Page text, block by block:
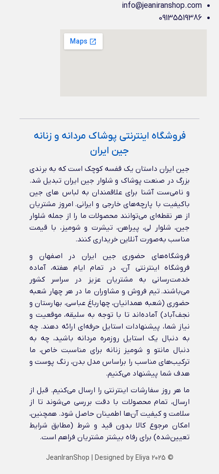
info@jeaniranshop.com
09135519386
فروشگاه اینترنتی پوشاک مردانه و زنانه
جین ایران
جین ایران داستان یک قفسه کوچک است که به برندی
بزرگ در صنعت پوشاک و شلوار جین ایران تبدیل شد.
و نامی‌ست آشنا برای علاقمندان به لباس های جین
باکیفیت با پارچه‌های خارجی و ایرانی‌. امروز مشتریان
از هر نقطه‌ای می‌توانند محصولات ما را از جمله شلوار
جین، شلوار لی، پیراهن، تیشرت و شومیز، با قیمت
مناسب به‌صورت آنلاین خریداری کنند.
فروشگاه‌های حضوری جین ایران در اصفهان و
فروشگاه اینترنتی آن، در تمام ایام هفته، آماده
خدمت‌رسانی به مشتریان عزیز در سراسر کشور
می‌باشند. تیم فروش و مشاوران ما در هر چهار شعبه
حضوری (شعبه همدانیان، چهارباغ عباسی، بهارستان و
نجف‌آباد) آماده‌اند تا با توجه به سلیقه، موقعیت و
نیاز شما، پیشنهادات استایل حرفه‌ای ارائه دهند. چه
به دنبال یک استایل روزمره مردانه باشید، چه به
دنبال مانتو و شومیز زنانه برای مناسبت خاص، ما
ترکیب‌های مناسب را براساس مدل بدن، رنگ پوست و
هدف شما پیشنهاد می‌کنیم.
ما هر روز سفارشات اینترنتی را ارسال می‌کنیم. قبل از
ارسال، تمام محصولات با دقت بررسی می‌شوند تا از
سلامت و کیفیت آن‌ها اطمینان حاصل شود. همچنین،
امکان مرجوع کالا بدون قید و شرط (مطابق شرایط
تعیین‌شده) برای رفاه بیشتر مشتریان فراهم است.
© 2025
JeanIranShop | Designed by Eliya